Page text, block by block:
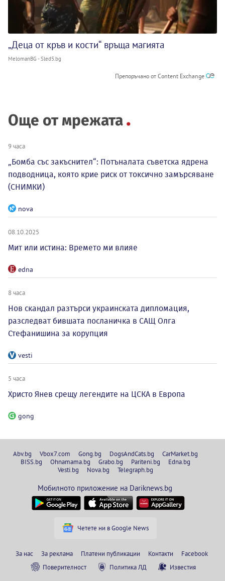
„Деца от кръв и кости“ връща магията
MelomanBG - Sled5.bg
Препоръчано от Content Exchange
Още от мрежата
9 часа
„Бомба със закъснител“: Потъналата съветска ядрена
подводница, която крие риск от токсично замърсяване
(СНИМКИ)
nova
08.10.2025
Мит или истина: Времето ми влияе
edna
8 часа
Нов скандал разтърси украинската дипломация,
разследват бившата посланичка в САЩ Олга
Стефанишина за корупция
vesti
5 часа
Христо Янев срещу легендите на ЦСКА в Европа
gong
Abv.bg Vbox7.com Gong.bg DogsAndCats.bg
CarMarket.bg
BISS.bg
Ohnamama.bg Grabo.bg Pariteni.bg
Edna.bg
Vesti.bg
Nova.bg Telegraph.bg
Мобилното приложение на Dariknews.bg
Четете ни в Google News
За нас За реклама Платени публикации Контакти
Facebook
Поверителност
Политика ЛД Известия